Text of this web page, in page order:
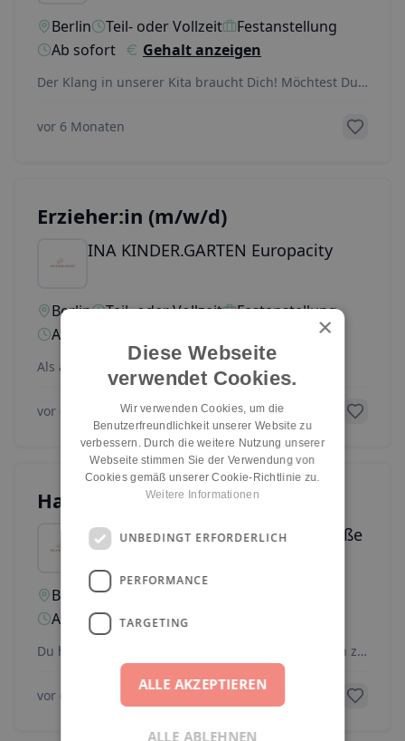
Berlin Teil- oder Vollzeit
Festanstellung
Ab sofort
Gehalt anzeigen
Der Klang in unserer Kita braucht Dich! Möchtest Du
vor 6 Monaten
Erzieher:in (m/w/d)
INA KINDER.GARTEN Europacity
Berlin Teil- oder Vollzeit
Festanstellung
Ab sofort
Als anerkannte pädagogische Fachkraft (m/w/d)
begeisterst du dich für die Arbeit mit Kindern aus
vor 6 Monaten
Hauswirtschaftskraft (m/w/d)
INA KINDER.GARTEN Finchleystraße
Berlin Teil- oder Vollzeit
Ab sofort
Gehalt anzeigen
Du hast Spaß daran, für und auch mal mit Kindern zu
kochen? Für Gesundheit, Genuss, Vielfalt und Nac
vor 6 Monaten
×
Diese Webseite
verwendet Cookies.
Wir verwenden Cookies, um die
Benutzerfreundlichkeit unserer Website zu
verbessern. Durch die weitere Nutzung unserer
Webseite stimmen Sie der Verwendung von
Cookies gemäß unserer Cookie-Richtlinie zu.
Weitere Informationen
UNBEDINGT ERFORDERLICH
PERFORMANCE
TARGETING
ALLE AKZEPTIEREN
ALLE ABLEHNEN